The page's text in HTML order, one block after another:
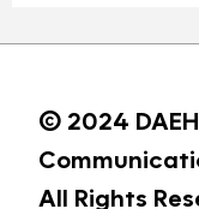
© 2024
All Rights